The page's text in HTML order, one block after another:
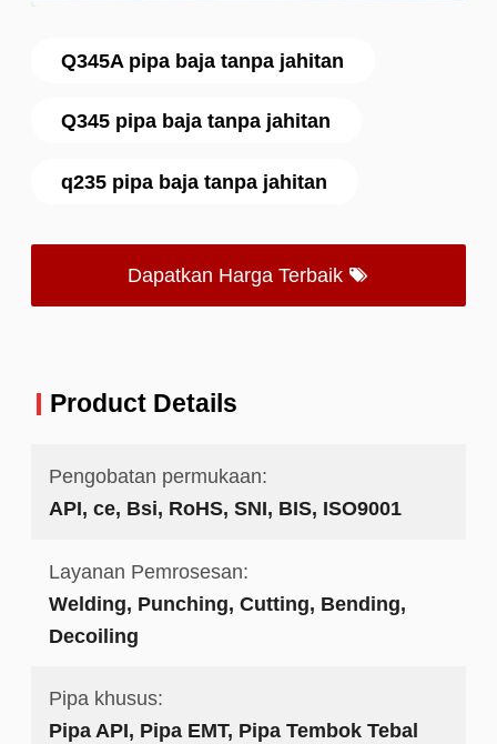
Q345A pipa baja tanpa jahitan
Q345 pipa baja tanpa jahitan
q235 pipa baja tanpa jahitan
Dapatkan Harga Terbaik
Product Details
Pengobatan permukaan:
API, ce, Bsi, RoHS, SNI, BIS, ISO9001
Layanan Pemrosesan:
Welding, Punching, Cutting, Bending,
Decoiling
Pipa khusus:
Pipa API, Pipa EMT, Pipa Tembok Tebal